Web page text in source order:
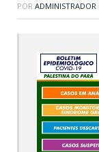
POR ADMINISTRADOR